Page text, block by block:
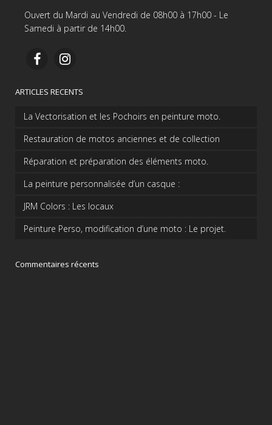
Ouvert du Mardi au Vendredi de 08h00 à 17h00 - Le
Samedi à partir de 14h00.
ARTICLES RECENTS
La Vectorisation et les Pochoirs en peinture moto.
Restauration de motos anciennes et de collection
Réparation et préparation des éléments moto.
La peinture personnalisée d’un casque :
JRM Colors : Les locaux
Peinture Perso, modification d’une moto : Le projet.
Commentaires récents